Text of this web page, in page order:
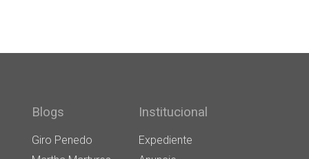
Blogs
Giro Penedo
Institucional
Expediente